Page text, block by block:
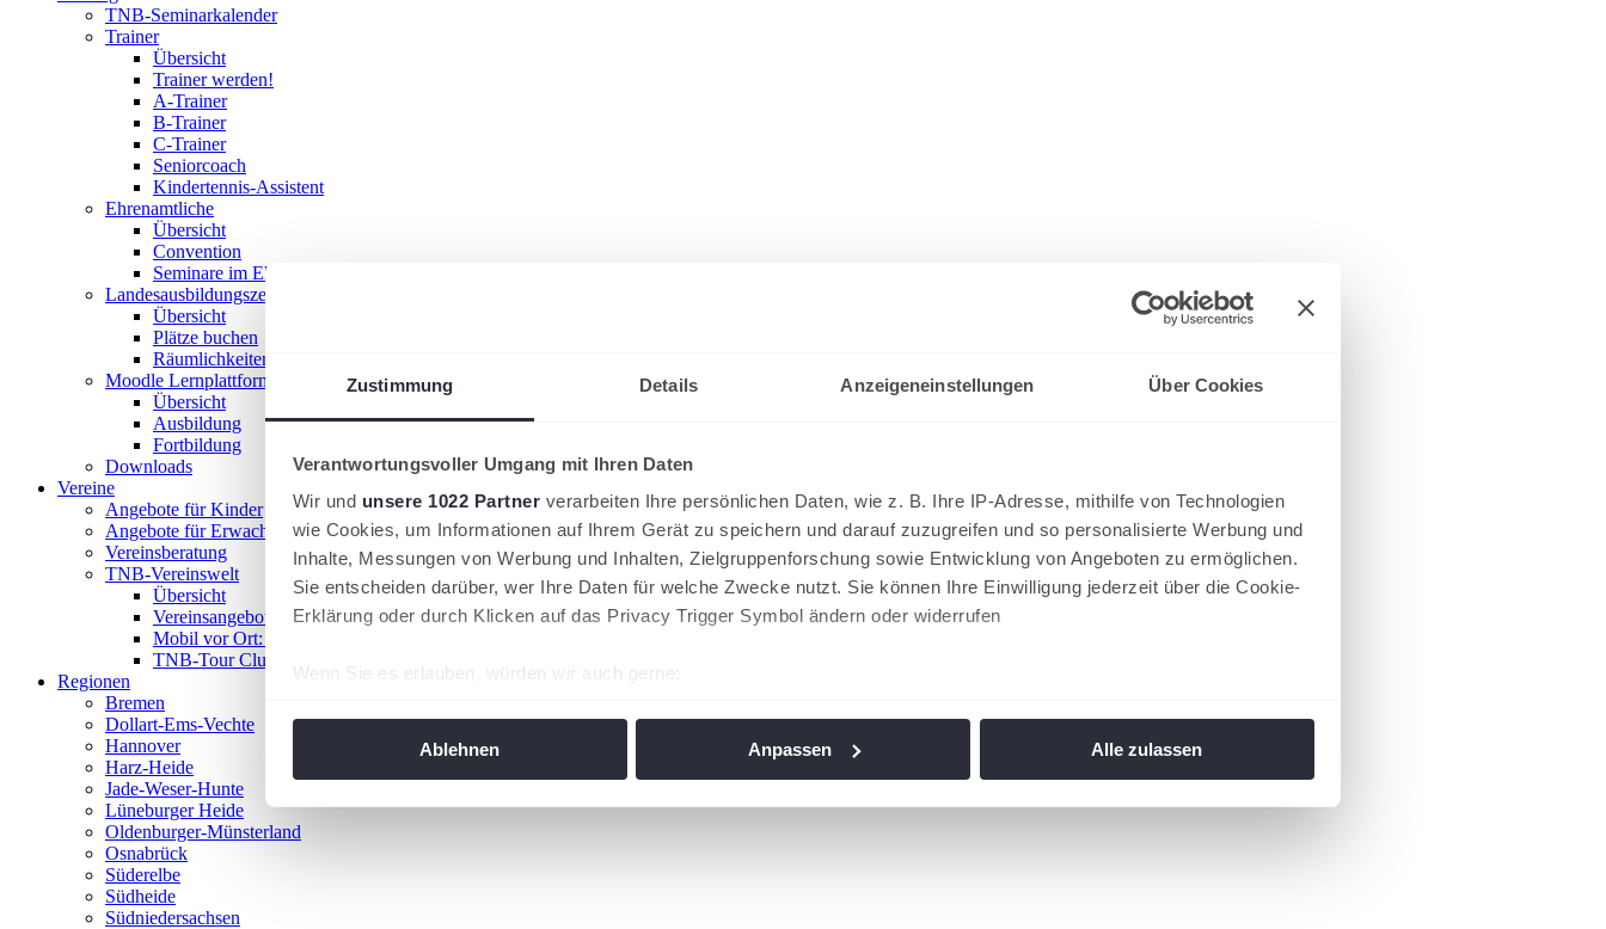
Zustimmung Details Anzeigeneinstellungen Über Cookies
Verantwortungsvoller Umgang mit Ihren Daten
Wir und unsere 1022 Partner verarbeiten Ihre persönlichen Daten, wie z. B. Ihre IP-Adresse, mithilfe von Technologien
wie Cookies, um Informationen auf Ihrem Gerät zu speichern und darauf zuzugreifen und so personalisierte Werbung und
Inhalte, Messungen von Werbung und Inhalten, Zielgruppenforschung sowie Entwicklung von Angeboten zu ermöglichen.
Sie entscheiden darüber, wer Ihre Daten für welche Zwecke nutzt. Sie können Ihre Einwilligung jederzeit über die Cookie-
Erklärung oder durch Klicken auf das Privacy Trigger Symbol ändern oder widerrufen
Wenn Sie es erlauben, würden wir auch gerne:
Ablehnen Anpassen Alle zulassen
TNB-Seminarkalender
Trainer
Übersicht
Trainer werden!
A-Trainer
B-Trainer
C-Trainer
Seniorcoach
Kindertennis-Assistent
Ehrenamtliche
Übersicht
Convention
Seminare im Ehrenamt
Landesausbildungszentrum
Übersicht
Plätze buchen
Räumlichkeiten nutzen
Moodle Lernplattform
Übersicht
Ausbildung
Fortbildung
Downloads
Vereine
Angebote für Kinder
Angebote für Erwachsene
Vereinsberatung
TNB-Vereinswelt
Übersicht
Vereinsangebote
Mobil vor Ort: Das TNB-Mobil
TNB-Tour Clubs
Regionen
Bremen
Dollart-Ems-Vechte
Hannover
Harz-Heide
Jade-Weser-Hunte
Lüneburger Heide
Oldenburger-Münsterland
Osnabrück
Süderelbe
Südheide
Südniedersachsen